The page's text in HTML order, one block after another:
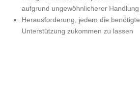
aufgrund ungewöhnlicherer Handlung
Herausforderung, jedem die benötigte
Unterstützung zukommen zu lassen